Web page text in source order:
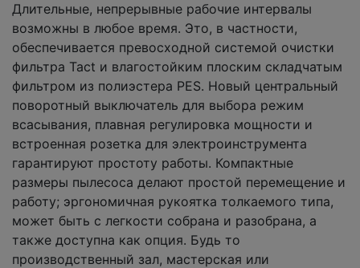
Длительные, непрерывные рабочие интервалы
возможны в любое время. Это, в частности,
обеспечивается превосходной системой очистки
фильтра Tact и влагостойким плоским складчатым
фильтром из полиэстера PES. Новый центральный
поворотный выключатель для выбора режим
всасывания, плавная регулировка мощности и
встроенная розетка для электроинструмента
гарантируют простоту работы. Компактные
размеры пылесоса делают простой перемещение и
работу; эргономичная рукоятка толкаемого типа,
может быть с легкости собрана и разобрана, а
также доступна как опция. Будь то
производственный зал, мастерская или